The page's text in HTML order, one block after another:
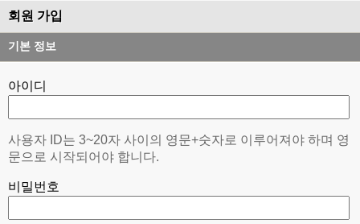
회원 가입
기본 정보
아이디
사용자 ID는 3~20자 사이의 영문+숫자로 이루어져야 하며 영
문으로 시작되어야 합니다.
비밀번호